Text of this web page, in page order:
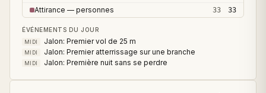
Attirance — personnes 33 33
ÉVÉNEMENTS DU JOUR
MIDI Jalon: Premier vol de 25 m
MIDI Jalon: Premier atterrissage sur une branche
MIDI Jalon: Première nuit sans se perdre